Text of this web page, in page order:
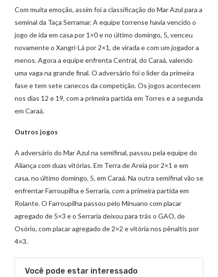
Com muita emoção, assim foi a classificação do Mar Azul para a
seminal da Taça Serramar. A equipe torrense havia vencido o
jogo de ida em casa por 1×0 e no último domingo, 5, venceu
novamente o Xangri-Lá por 2×1, de virada e com um jogador a
menos. Agora a equipe enfrenta Central, do Caraá, valendo
uma vaga na grande final. O adversário foi o líder da primeira
fase e tem sete canecos da competição. Os jogos acontecem
nos dias 12 e 19, com a primeira partida em Torres e a segunda
em Caraá.
Outros jogos
A adversário do Mar Azul na semifinal, passou pela equipe do
Aliança com duas vitórias. Em Terra de Areia por 2×1 e em
casa, no último domingo, 5, em Caraá. Na outra semifinal vão se
enfrentar Farroupilha e Serraria, com a primeira partida em
Rolante. O Farroupilha passou pelo Minuano com placar
agregado de 5×3 e o Serraria deixou para trás o GAO, de
Osório, com placar agregado de 2×2 e vitória nos pênaltis por
4×3.
Você pode estar interessado